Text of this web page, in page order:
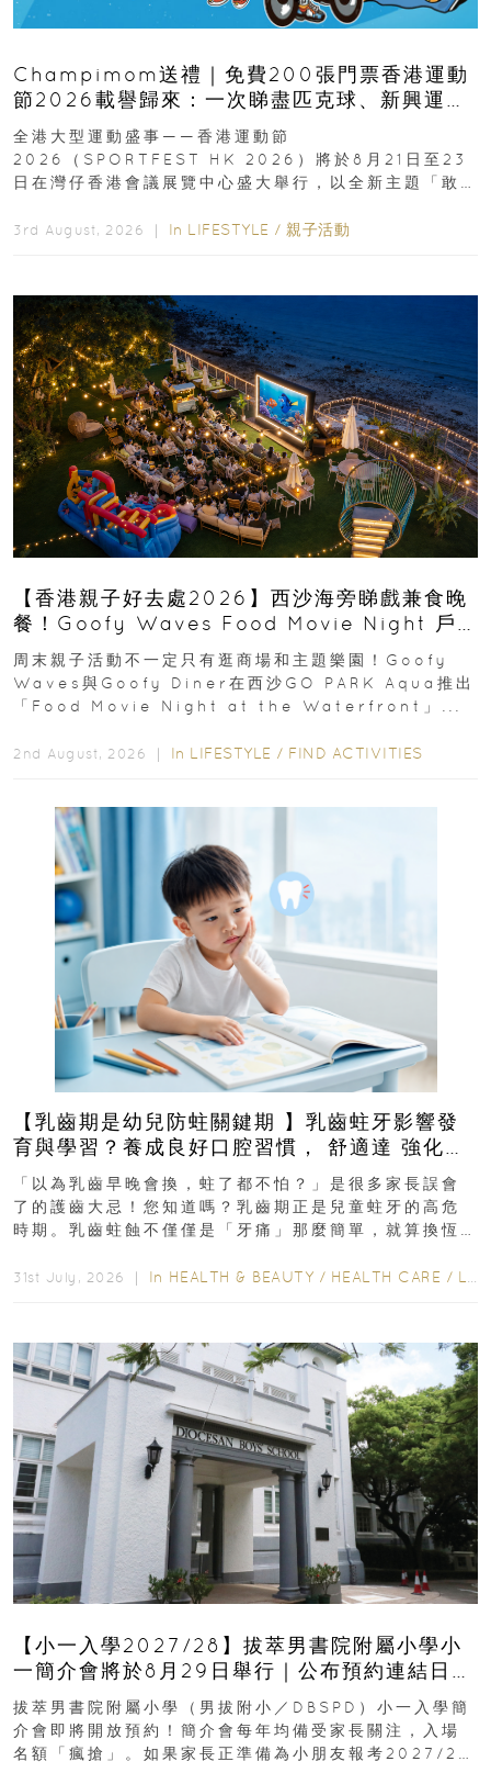
Champimom送禮｜免費200張門票香港運動
節2026載譽歸來：一次睇盡匹克球、新興運
動、街舞比賽＋逾百運動品牌展覽
全港大型運動盛事——香港運動節
2026（SPORTFEST HK 2026）將於8月21日至23
日在灣仔香港會議展覽中心盛大舉行，以全新主題「敢
3rd August, 2026 ｜ In LIFESTYLE / 親子活動
【香港親子好去處2026】西沙海旁睇戲兼食晚
餐！Goofy Waves Food Movie Night 戶
外影院逢週末登場
周末親子活動不一定只有逛商場和主題樂園！Goofy
Waves與Goofy Diner在西沙GO PARK Aqua推出
「Food Movie Night at the Waterfront」...
2nd August, 2026 ｜ In LIFESTYLE / FIND ACTIVITIES
【乳齒期是幼兒防蛀關鍵期 】乳齒蛀牙影響發
育與學習？養成良好口腔習慣， 舒適達 強化琺
瑯質 兒童牙膏防護指南
「以為乳齒早晚會換，蛀了都不怕？」是很多家長誤會
了的護齒大忌！您知道嗎？乳齒期正是兒童蛀牙的高危
時期。乳齒蛀蝕不僅僅是「牙痛」那麼簡單，就算換恆
31st July, 2026 ｜ In HEALTH & BEAUTY / HEALTH CARE / LIFESTYLE
【小一入學2027/28】拔萃男書院附屬小學小
一簡介會將於8月29日舉行｜公布預約連結日期
｜更設有網上重溫
拔萃男書院附屬小學（男拔附小／DBSPD）小一入學簡
介會即將開放預約！簡介會每年均備受家長關注，入場
名額「瘋搶」。如果家長正準備為小朋友報考2027/28